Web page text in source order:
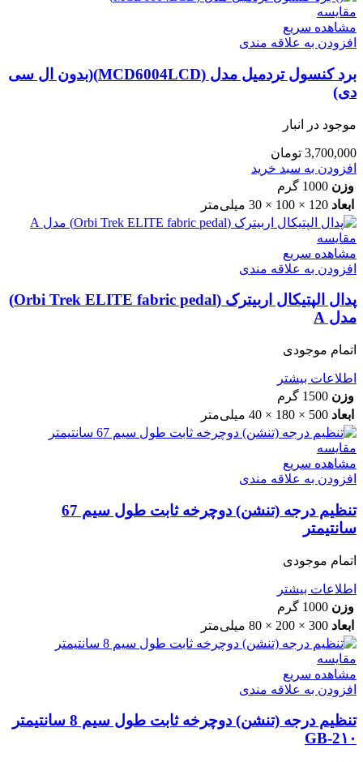
مقایسه
مشاهده سریع
افزودن به علاقه مندی
برد کنسول تردمیل مدل (MCD6004LCD)(بدون ال سی
دی)
موجود در انبار
3,700,000 تومان
افزودن به سبد خرید
وزن 1000 گرم
ابعاد 120 × 100 × 30 میلی‌متر
مقایسه
مشاهده سریع
افزودن به علاقه مندی
پدال الپتیکال اربیترک (Orbi Trek ELITE fabric pedal)
مدل A
اتمام موجودی
اطلاعات بیشتر
وزن 1500 گرم
ابعاد 500 × 180 × 40 میلی‌متر
مقایسه
مشاهده سریع
افزودن به علاقه مندی
تنظیم درجه (تنشن) دوچرخه ثابت طول سیم 67
سانتیمتر
اتمام موجودی
اطلاعات بیشتر
وزن 1000 گرم
ابعاد 300 × 200 × 80 میلی‌متر
مقایسه
مشاهده سریع
افزودن به علاقه مندی
تنظیم درجه (تنشن) دوچرخه ثابت طول سیم 8 سانتیمتر
GB-2۱۰